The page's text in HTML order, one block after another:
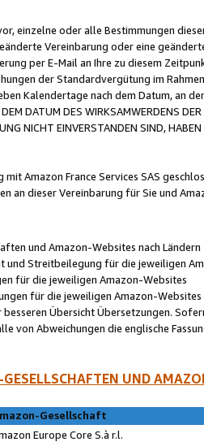
einzelne oder alle Bestimmungen
Vereinbarung oder eine
per E-Mail an Ihre zu diesem
der Standardvergütung im
Kalendertage nach dem Datum, an
DATUM DES WIRKSAMWERDENS
NICHT EINVERSTANDEN SIND,
mit Amazon France Services SAS
an dieser Vereinbarung für Sie und
und Amazon-Websites nach Ländern
und Streitbeilegung für die jeweiligen
für die jeweiligen Amazon-Websites
für die jeweiligen Amazon-Websites
besseren Übersicht Übersetzungen.
von Abweichungen die englische
UND
Gesellschaft
Europe Core S.à r.l.